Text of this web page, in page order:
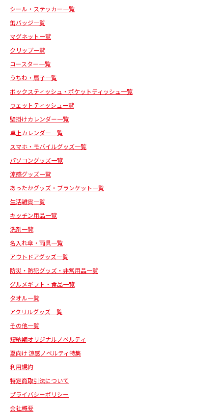
シール・ステッカー一覧
缶バッジ一覧
マグネット一覧
クリップ一覧
コースター一覧
うちわ・扇子一覧
ボックスティッシュ・ポケットティッシュ一覧
ウェットティッシュ一覧
壁掛けカレンダー一覧
卓上カレンダー一覧
スマホ・モバイルグッズ一覧
パソコングッズ一覧
涼感グッズ一覧
あったかグッズ・ブランケット一覧
生活雑貨一覧
キッチン用品一覧
洗剤一覧
名入れ傘・雨具一覧
アウトドアグッズ一覧
防災・防犯グッズ・非常用品一覧
グルメギフト・食品一覧
タオル一覧
アクリルグッズ一覧
その他一覧
短納期オリジナルノベルティ
夏向け 涼感ノベルティ特集
利用規約
特定商取引法について
プライバシーポリシー
会社概要